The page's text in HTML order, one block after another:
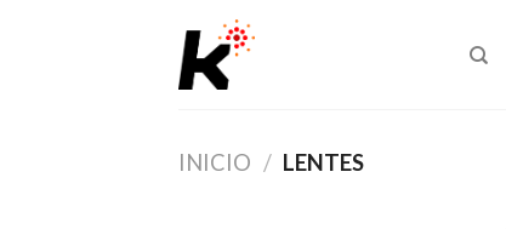
INICIO / LENTES